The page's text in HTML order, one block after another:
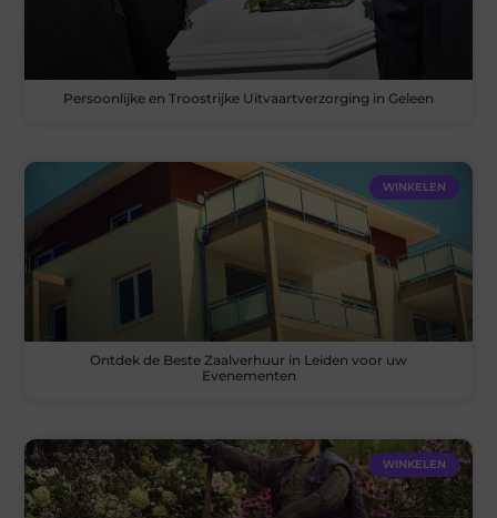
Persoonlijke en Troostrijke Uitvaartverzorging in Geleen
WINKELEN
Ontdek de Beste Zaalverhuur in Leiden voor uw
Evenementen
WINKELEN